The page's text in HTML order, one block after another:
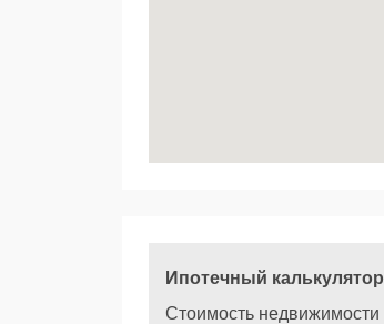
Ипотечный калькулятор
Стоимость недвижимости